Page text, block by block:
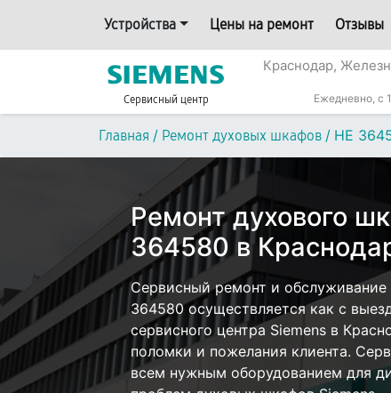
Устройства Цены на ремонт Отзывы
Сервисный центр
Краснодар,
Ежедневно, с
Главная / Ремонт духовых шкафов / HE
Ремонт духового
364580 в
Сервисный ремонт и обслуживание
364580 осуществляется как с
сервисного центра Siemens в
поломки и пожелания клиента.
всем нужным оборудованием для